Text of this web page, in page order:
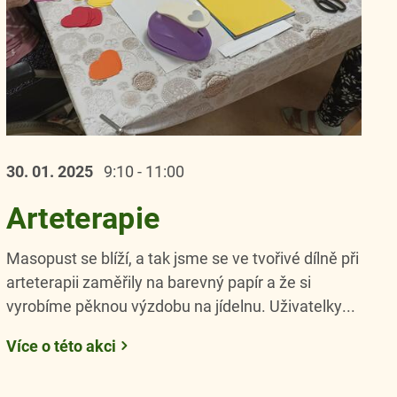
30. 01. 2025 9:10 - 11:00
Arteterapie
Masopust se blíží, a tak jsme se ve tvořivé dílně při
arteterapii zaměřily na barevný papír a že si
vyrobíme pěknou výzdobu na jídelnu. Uživatelky...
Více o této akci